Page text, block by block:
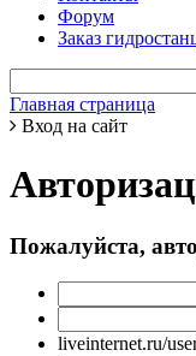
Форум
Заказ
Главная страница
Вход на сайт
Пожалуйста,
liveinternet.ru/